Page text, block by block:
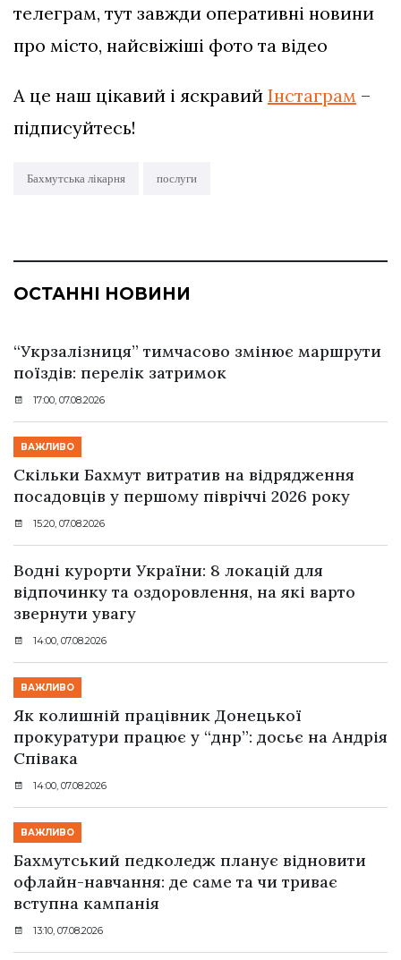
телеграм, тут завжди оперативні новини
про місто, найсвіжіші фото та відео
А це наш цікавий і яскравий Інстаграм –
підписуйтесь!
Бахмутська лікарня послуги
ОСТАННІ НОВИНИ
“Укрзалізниця” тимчасово змінює маршрути
поїздів: перелік затримок
17:00, 07.08.2026
ВАЖЛИВО
Скільки Бахмут витратив на відрядження
посадовців у першому півріччі 2026 року
15:20, 07.08.2026
Водні курорти України: 8 локацій для
відпочинку та оздоровлення, на які варто
звернути увагу
14:00, 07.08.2026
ВАЖЛИВО
Як колишній працівник Донецької
прокуратури працює у “днр”: досьє на Андрія
Співака
14:00, 07.08.2026
ВАЖЛИВО
Бахмутський педколедж планує відновити
офлайн-навчання: де саме та чи триває
вступна кампанія
13:10, 07.08.2026